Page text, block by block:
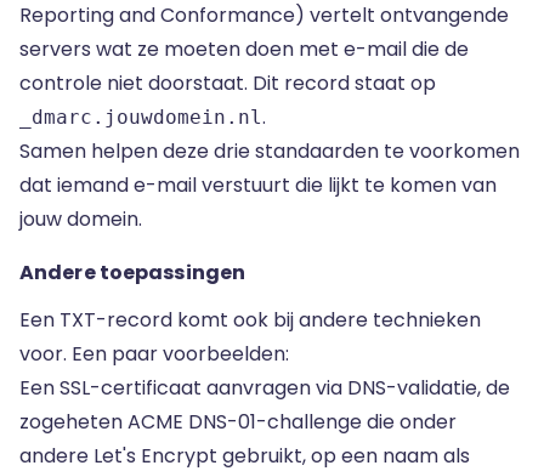
Reporting and Conformance) vertelt ontvangende
servers wat ze moeten doen met e-mail die de
controle niet doorstaat. Dit record staat op
_dmarc.jouwdomein.nl.
Samen helpen deze drie standaarden te voorkomen
dat iemand e-mail verstuurt die lijkt te komen van
jouw domein.
Andere toepassingen
Een TXT-record komt ook bij andere technieken
voor. Een paar voorbeelden:
Een SSL-certificaat aanvragen via DNS-validatie, de
zogeheten ACME DNS-01-challenge die onder
andere Let's Encrypt gebruikt, op een naam als